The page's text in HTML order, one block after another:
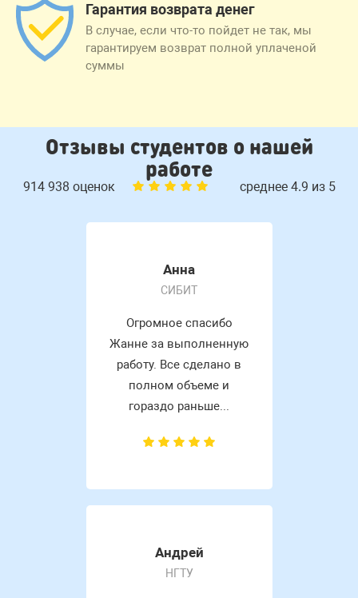
Гарантия возврата денег
В случае, если что-то пойдет не так, мы
гарантируем возврат полной уплаченой
суммы
Отзывы студентов о нашей
работе
914 938 оценок среднее 4.9 из 5
Анна
СИБИТ
Огромное спасибо
Жанне за выполненную
работу. Все сделано в
полном объеме и
гораздо раньше...
Андрей
НГТУ